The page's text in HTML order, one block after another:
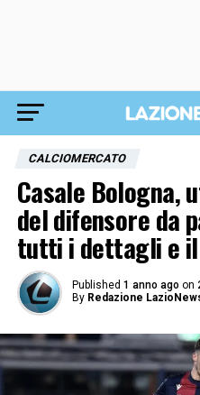
CALCIOMERCATO
Casale
del difensore da
tutti i dettagli e
Published 1 anno ago on
By Redazione